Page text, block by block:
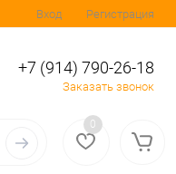
Вход Регистрация
+7 (914) 790-26-18
Заказать звонок
0